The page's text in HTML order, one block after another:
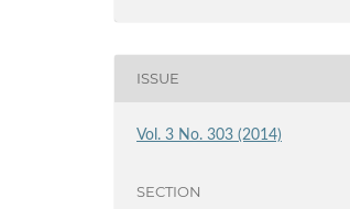
ISSUE
Vol. 3 No. 303 (2014)
SECTION